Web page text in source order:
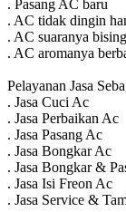
. Pasang AC baru
. AC tidak dingin
. AC suaranya
. AC aromanya
Pelayanan Jasa
. Jasa Cuci Ac
. Jasa Perbaikan Ac
. Jasa Pasang Ac
. Jasa Bongkar Ac
. Jasa Bongkar &
. Jasa Isi Freon Ac
. Jasa Service &